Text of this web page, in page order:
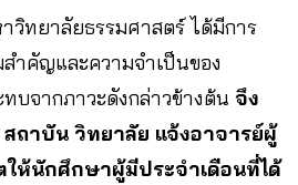
วิทยาลัยธรรมศาสตร์ ได้มีการ
ำคัญและความจำเป็นของ
บจากภาวะดังกล่าวข้างต้น จึง
ถาบัน วิทยาลัย แจ้งอาจารย์ผู้
ห้นักศึกษาผู้มีประจำเดือนที่ได้